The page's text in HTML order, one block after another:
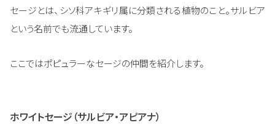
セージとは、シソ科アキギリ属に分類される植物のこと。サルビア
という名前でも流通しています。
ここではポピュラーなセージの仲間を紹介します。
ホワイトセージ（サルビア・アピアナ）